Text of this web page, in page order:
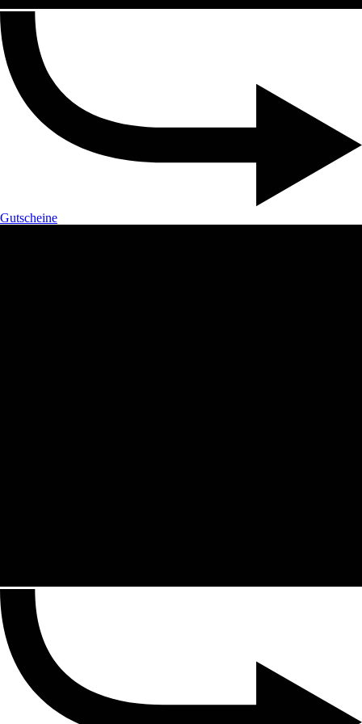
Gutscheine